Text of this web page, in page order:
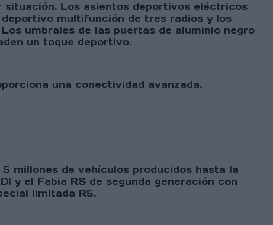
situación. Los asientos deportivos eléctricos
multifunción de tres radios y los
umbrales de las puertas de aluminio negro
un toque deportivo.
una conectividad avanzada.
millones de vehículos producidos hasta la
y el Fabia RS de segunda generación con
limitada R5.